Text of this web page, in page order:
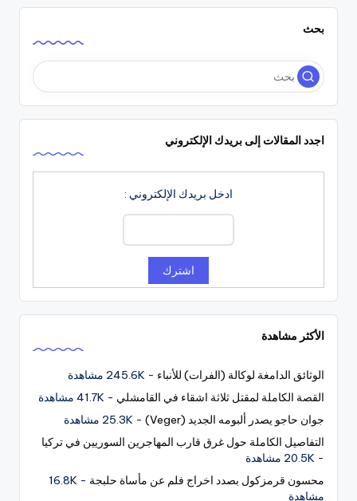
بحث
اجدد المقالات إلى بريدك الإلكتروني
ادخل بريدك الإلكتروني :
الأكثر مشاهدة
الوثائق الدامغة لوكالة (الفرات) للأنباء - 245.6K مشاهدة
القصة الكاملة لمقتل ثلاثة اشقاء في القامشلي - 41.7K مشاهدة
جوان حاجو يصدر ألبومه الجديد (Veger)
- 25.3K مشاهدة
التفاصيل الكاملة حول غرق قارب المهاجرين السوريين في تركيا
- 20.5K مشاهدة
محسون قرمزكول بصدد اخراج فلم عن مأساة حلبجة
- 16.8K
مشاهدة